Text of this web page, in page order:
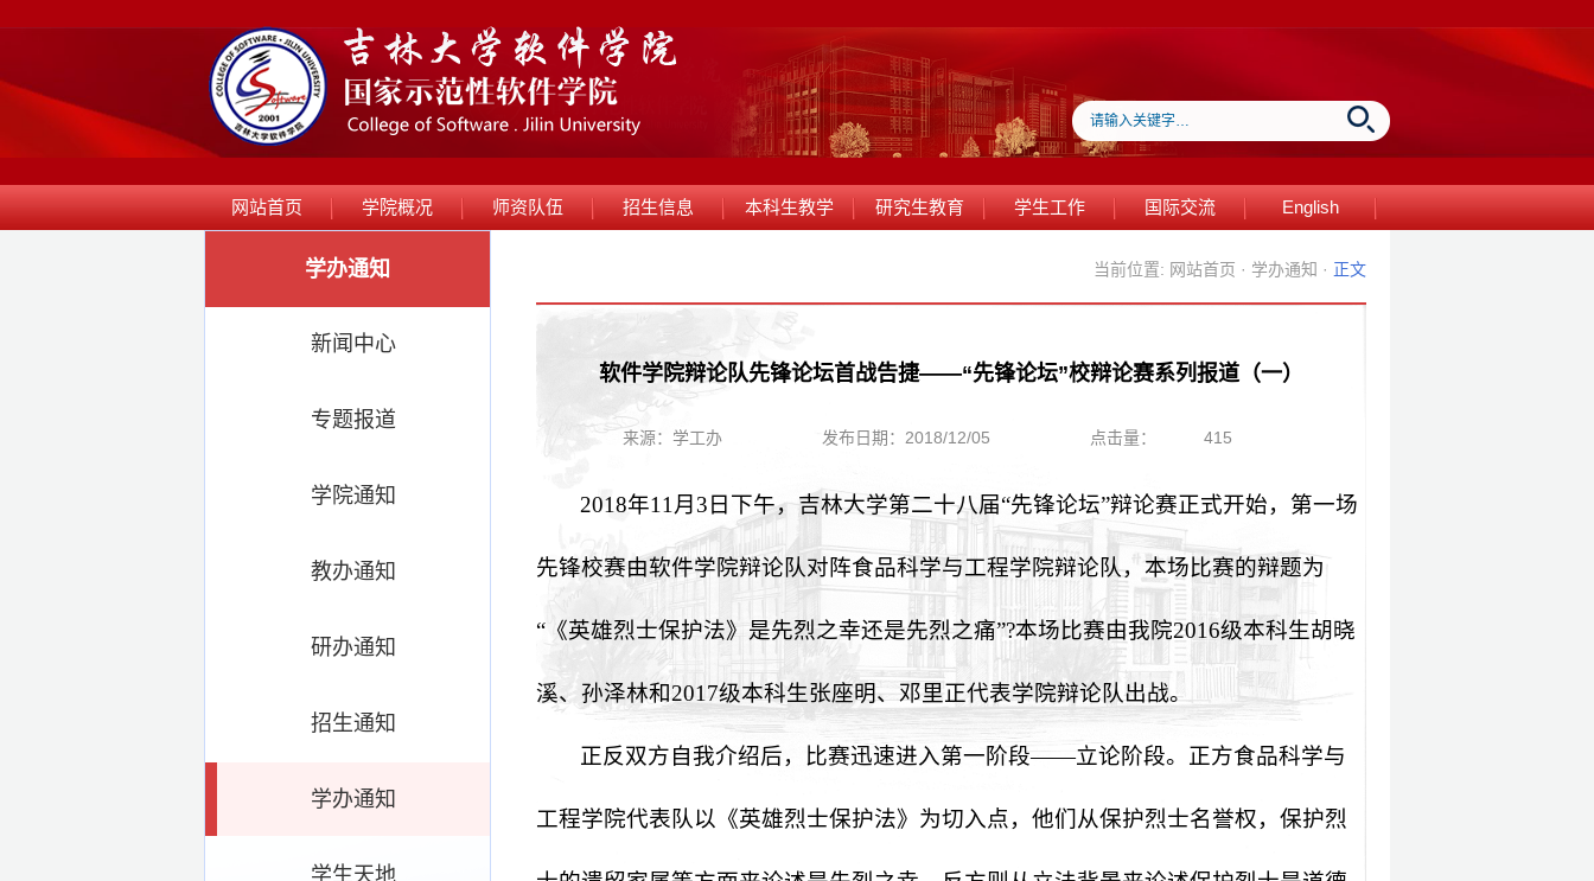
网站首页 学院概况 师资队伍 招生信息 本科生教学 研究生教育 学生工作 国际交流 English
学办通知
新闻中心
专题报道
学院通知
教办通知
研办通知
招生通知
学办通知
学生天地
当前位置: 网站首页 · 学办通知 · 正文
软件学院辩论队先锋论坛首战告捷——“先锋论坛”校辩论赛系列报道（一）
来源：学工办 发布日期：2018/12/05 点击量： 415
2018年11 月 3 日下午，吉林大学第二十八届“先锋论坛”辩论赛正式开始，第一场
先锋校赛由软件学院辩论队对阵食品科学与工程学院辩论队，本场比赛的辩题为
“《英雄烈士保护法》是先烈之幸还是先烈之痛”?本场比赛由我院2016级本科生胡晓
溪、孙泽林和2017级本科生张座明、邓里正代表学院辩论队出战。
正反双方自我介绍后，比赛迅速进入第一阶段——立论阶段。正方食品科学与
工程学院代表队以《英雄烈士保护法》为切入点，他们从保护烈士名誉权，保护烈